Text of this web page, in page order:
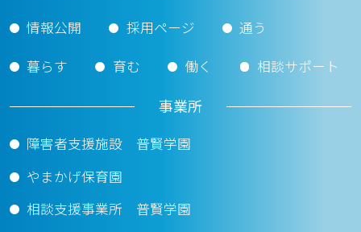
情報公開
採用ページ
通う
暮らす
育む 働く 相談サポート
事業所
障害者支援施設 普賢学園
やまかげ保育園
相談支援事業所 普賢学園